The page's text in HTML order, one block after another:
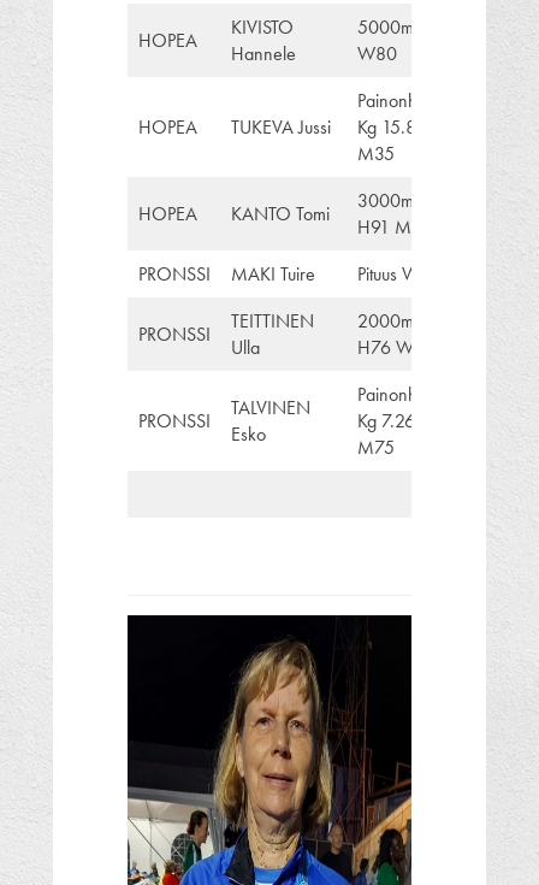
HOPEA
KIVISTO
Hannele
5000m
W80
HOPEA TUKEVA Jussi
Painonheitto
Kg 15.88
M35
HOPEA KANTO Tomi
3000mSC
H91 M50
PRONSSI
MAKI Tuire Pituus W45
PRONSSI
TEITTINEN
Ulla
2000mSC
H76 W65
PRONSSI
TALVINEN
Esko
Painonheitto
Kg 7.260
M75